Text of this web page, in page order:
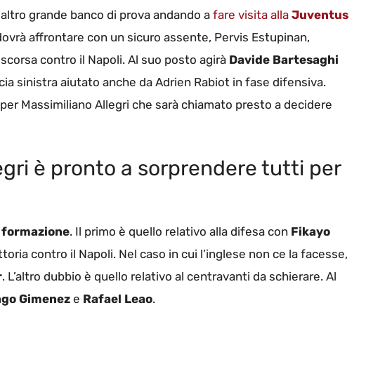
grande banco di prova andando a fare visita alla Juventus
affrontare con un sicuro assente, Pervis Estupinan,
contro il Napoli. Al suo posto agirà Davide Bartesaghi
sinistra aiutato anche da Adrien Rabiot in fase difensiva.
Massimiliano Allegri che sarà chiamato presto a decidere
è pronto a sorprendere tutti per
. Il primo è quello relativo alla difesa con Fikayo
contro il Napoli. Nel caso in cui l’inglese non ce la facesse,
. L’altro dubbio è quello relativo al centravanti da schierare. Al
Gimeneze Rafael Leao.